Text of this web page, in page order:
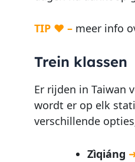
TIP ♥ – meer info
Trein klassen
Er rijden in Taiwan
wordt er op elk
verschillende
Zìqiáng